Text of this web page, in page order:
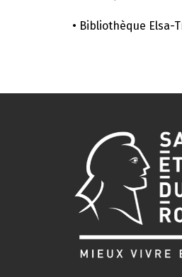
• Bibliothèque Elsa-